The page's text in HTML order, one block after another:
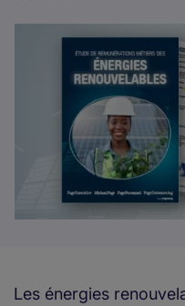
Les énergies